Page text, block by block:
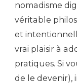
nomadisme
véritable
et
vrai plaisir à
pratiques. Si
de le devenir),